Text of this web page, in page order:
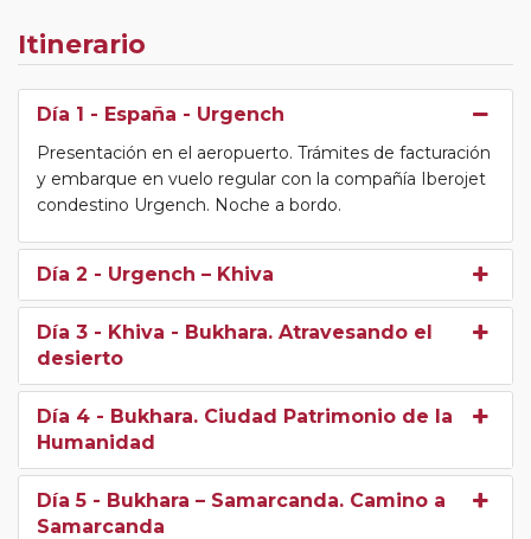
Itinerario
Día 1 - España - Urgench
Presentación en el aeropuerto. Trámites de facturación
y embarque en vuelo regular con la compañía Iberojet
condestino Urgench. Noche a bordo.
Día 2 - Urgench – Khiva
Día 3 - Khiva - Bukhara. Atravesando el
desierto
Día 4 - Bukhara. Ciudad Patrimonio de la
Humanidad
Día 5 - Bukhara – Samarcanda. Camino a
Samarcanda